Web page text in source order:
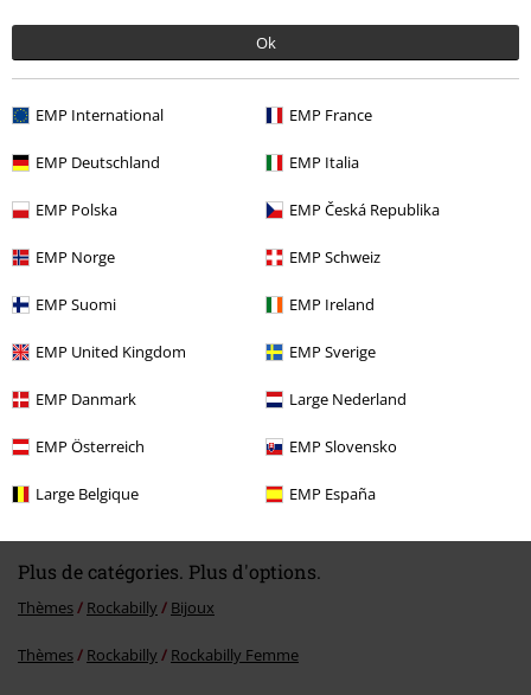
Ok
EMP International EMP France
EMP Deutschland EMP Italia
EMP Polska EMP Česká Republika
EMP Norge EMP Schweiz
EMP Suomi EMP Ireland
EMP United Kingdom EMP Sverige
EMP Danmark Large Nederland
EMP Österreich EMP Slovensko
Large Belgique EMP España
Design
avis vérifié
Commentaire
Plus de catégories. Plus d'options.
Thèmes Rockabilly Bijoux
Thèmes Rockabilly Rockabilly Femme